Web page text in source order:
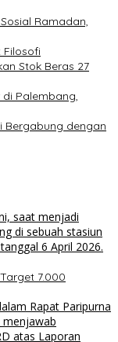
Ramadan,
Filosofi
Stok Beras 27
Palembang,
Bergabung dengan
7.000